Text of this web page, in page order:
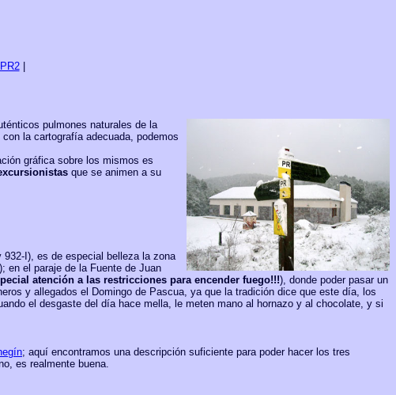
|
pulmones naturales de la
la cartografía adecuada, podemos
gráfica sobre los mismos es
que se animen a su
I), es de especial belleza la zona
en el paraje de la Fuente de Juan
atención a las restricciones para encender fuego!!!), donde poder pasar un
y allegados el Domingo de Pascua, ya que la tradición dice que este día, los
el desgaste del día hace mella, le meten mano al hornazo y al chocolate, y si
; aquí encontramos una descripción suficiente para poder hacer los tres
es realmente buena.